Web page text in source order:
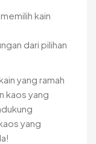
kain
dari pilihan
yang ramah
kaos yang
yang